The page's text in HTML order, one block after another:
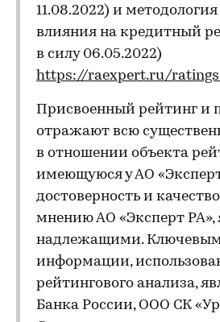
11.08.2022) и
влияния на кредитный
в силу 06.05.2022)
https://raexpert.ru/
Присвоенный рейтинг и
отражают всю
в отношении объекта
имеющуюся у АО
достоверность и
мнению АО «Эксперт РА»,
надлежащими.
информации,
рейтингового анализа,
Банка России, ООО СК